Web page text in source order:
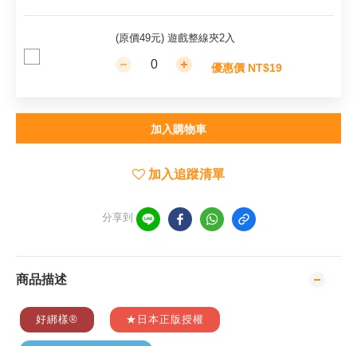
(原價49元) 遊戲整線夾2入
優惠價 NT$19
加入購物車
加入追蹤清單
分享到
商品描述
好綁樣® ★日本正版授權